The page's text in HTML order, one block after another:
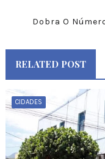
Dobra O
RELATED POST
CIDADES